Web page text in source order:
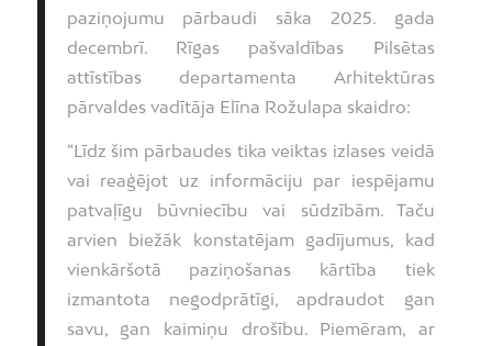
paziņojumu pārbaudi sāka 2025. gada
decembrī. Rīgas pašvaldības Pilsētas
attīstības departamenta Arhitektūras
pārvaldes vadītāja Elīna Rožulapa skaidro:
“Līdz šim pārbaudes tika veiktas izlases veidā
vai reaģējot uz informāciju par iespējamu
patvaļīgu būvniecību vai sūdzībām. Taču
arvien biežāk konstatējam gadījumus, kad
vienkāršotā paziņošanas kārtība tiek
izmantota negodprātīgi, apdraudot gan
savu, gan kaimiņu drošību. Piemēram, ar